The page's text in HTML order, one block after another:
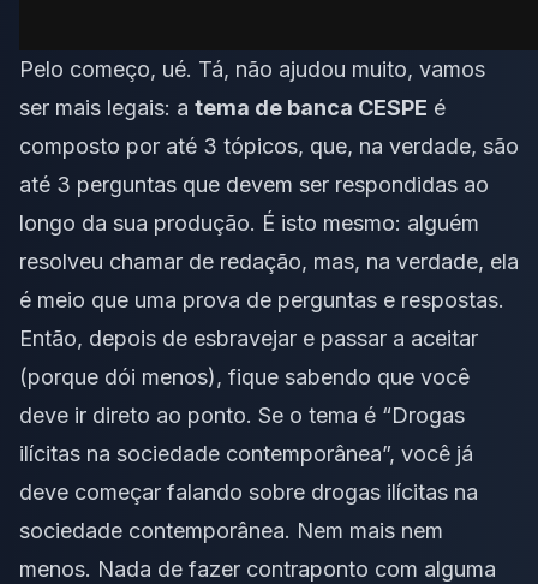
Pelo começo, ué. Tá, não ajudou muito, vamos
ser mais legais: a tema de banca CESPE é
composto por até 3 tópicos, que, na verdade, são
até 3 perguntas que devem ser respondidas ao
longo da sua produção. É isto mesmo: alguém
resolveu chamar de redação, mas, na verdade, ela
é meio que uma prova de perguntas e respostas.
Então, depois de esbravejar e passar a aceitar
(porque dói menos), fique sabendo que você
deve ir direto ao ponto. Se o tema é “Drogas
ilícitas na sociedade contemporânea”, você já
deve começar falando sobre drogas ilícitas na
sociedade contemporânea. Nem mais nem
menos. Nada de fazer contraponto com alguma